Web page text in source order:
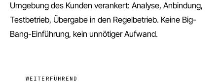
Umgebung des Kunden verankert: Analyse, Anbindung,
Testbetrieb, Übergabe in den Regelbetrieb. Keine Big-
Bang-Einführung, kein unnötiger Aufwand.
WEITERFÜHREND